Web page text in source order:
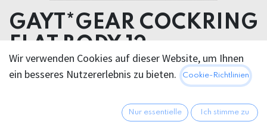
GAYT*GEAR COCKRING
FLAT BODY 12mm
29,95€ Alle Preise inkl. MwSt.zzgl.
Wir verwenden Cookies auf dieser Website, um Ihnen
ein besseres Nutzererlebnis zu bieten.
Cookie-Richtlinien
Nur essentielle Ich stimme zu